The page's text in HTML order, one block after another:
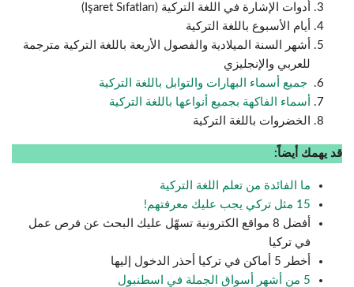
أدوات الإشارة في اللغة التركية (Işaret Sıfatları)
أيام الأسبوع باللغة التركية
أشهر السنة الميلادية والفصول الأربعة باللغة التركية مترجمة
للعربي والإنجليزي
جميع أسماء البهارات والتوابل باللغة التركية
أسماء الفاكهة بجميع أنواعها باللغة التركية
الخضروات باللغة التركية
قد يهمك أيضاً:
ما الفائدة من تعلم اللغة التركية
15 مثل تركي يجب عليك معرفتهم!
أفضل 8 مواقع الكترونية تسهّل عليك البحث عن فرص عمل
في تركيا
أخطر 5 أماكن في تركيا أحذر الدخول إليها
5 من أشهر أسواق الجملة في اسطنبول